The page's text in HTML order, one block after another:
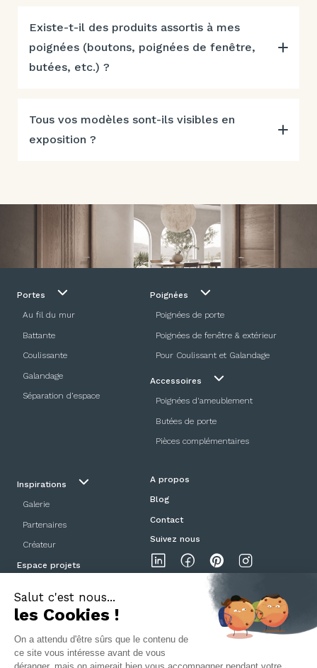
Existe-t-il des produits assortis à mes
poignées (boutons, poignées de fenêtre,
butées, etc.) ?
Tous vos modèles sont-ils visibles en
exposition ?
Portes
Au fil du mur
Battante
Coulissante
Galandage
Séparation d’espace
Poignées
Poignées de porte
Poignées de fenêtre & extérieur
Pour Coulissant et Galandage
Accessoires
Poignées d'ameublement
Butées de porte
Pièces complémentaires
Inspirations
Galerie
Partenaires
Créateur
Espace projets
A propos
Blog
Contact
Suivez nous
Mentions légalesPolitique de confidentialitéCGV